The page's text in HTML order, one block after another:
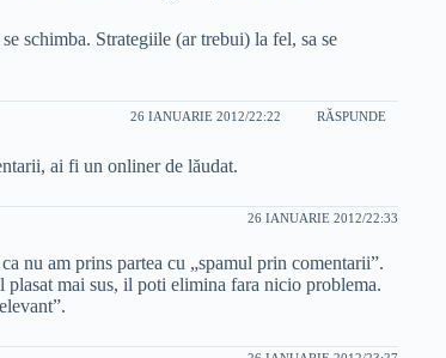
schimba. Strategiile (ar trebui) la fel, sa se
26 IANUARIE 2012/22:22 RĂSPUNDE
ai fi un onliner de lăudat.
26 IANUARIE 2012/22:33
nu am prins partea cu „spamul prin comentarii”.
mai sus, il poti elimina fara nicio problema.